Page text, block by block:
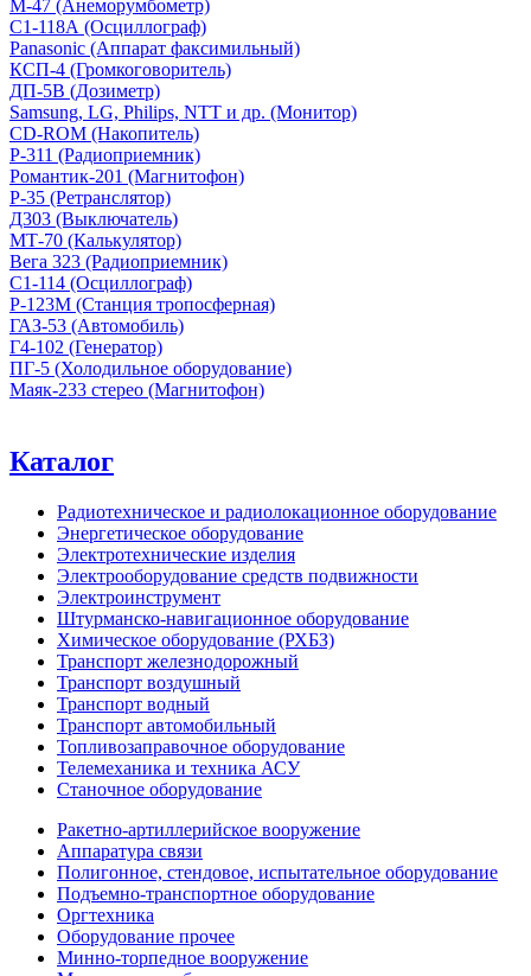
М-47 (Анеморумбометр)
С1-118А (Осциллограф)
Panasonic (Аппарат факсимильный)
КСП-4 (Громкоговоритель)
ДП-5В (Дозиметр)
Samsung, LG, Philips, NTT и др. (Монитор)
CD-ROM (Накопитель)
Р-311 (Радиоприемник)
Романтик-201 (Магнитофон)
Р-35 (Ретранслятор)
Д303 (Выключатель)
МТ-70 (Калькулятор)
Вега 323 (Радиоприемник)
С1-114 (Осциллограф)
Р-123М (Станция тропосферная)
ГАЗ-53 (Автомобиль)
Г4-102 (Генератор)
ПГ-5 (Холодильное оборудование)
Маяк-233 стерео (Магнитофон)
Каталог
Радиотехническое и радиолокационное оборудование
Энергетическое оборудование
Электротехнические изделия
Электрооборудование средств подвижности
Электроинструмент
Штурманско-навигационное оборудование
Химическое оборудование (РХБЗ)
Транспорт железнодорожный
Транспорт воздушный
Транспорт водный
Транспорт автомобильный
Топливозаправочное оборудование
Телемеханика и техника АСУ
Станочное оборудование
Ракетно-артиллерийское вооружение
Аппаратура связи
Полигонное, стендовое, испытательное оборудование
Подъемно-транспортное оборудование
Оргтехника
Оборудование прочее
Минно-торпедное вооружение